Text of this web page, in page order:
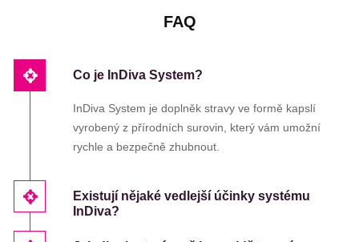
FAQ
Co je InDiva System?
InDiva System je doplněk stravy ve formě kapslí
vyrobený z přírodních surovin, který vám umožní
rychle a bezpečně zhubnout.
Existují nějaké vedlejší účinky systému
InDiva?